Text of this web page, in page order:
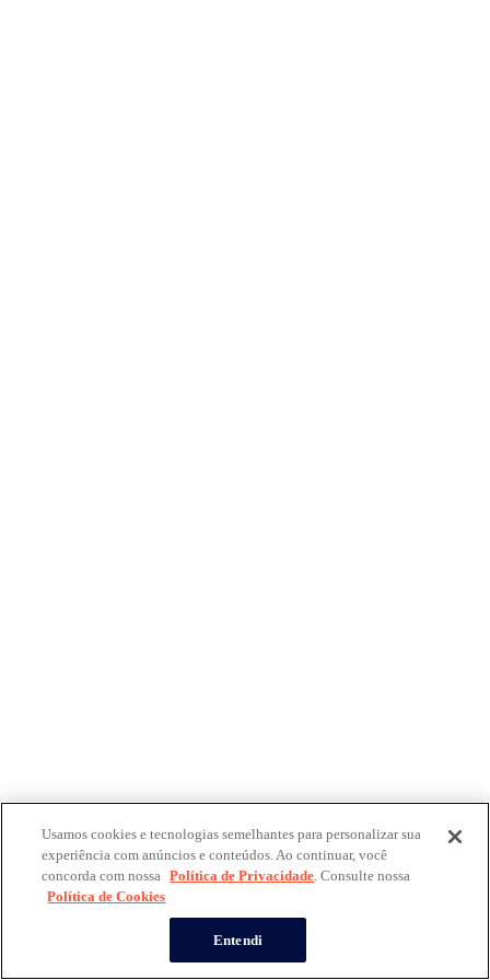
Usamos cookies e tecnologias semelhantes para personalizar sua
experiência com anúncios e conteúdos. Ao continuar, você
concorda com nossa Política de Privacidade. Consulte nossa
Política de Cookies
Entendi